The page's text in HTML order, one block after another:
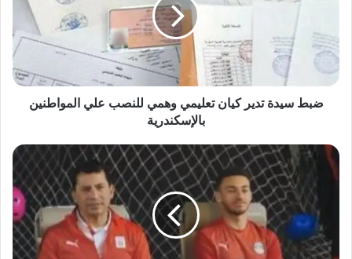
وهمي
للنصب
علي
المواطنين
بالإسكندرية
ضبط سيدة تدير كيان تعليمي وهمي للنصب علي المواطنين
بالإسكندرية
نجل
وزير
الشباب
والرياضه
صفوف
بلدية